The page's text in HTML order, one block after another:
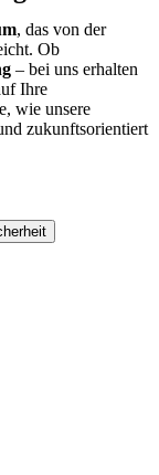
, das von der
Ob
– bei uns erhalten
Ihre
wie unsere
zukunftsorientiert